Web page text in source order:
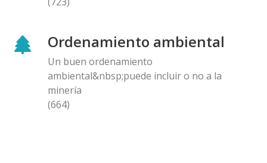
Ordenamiento ambiental
Un buen ordenamiento
ambiental&nbsp;puede incluir o no a la
minería
(664)